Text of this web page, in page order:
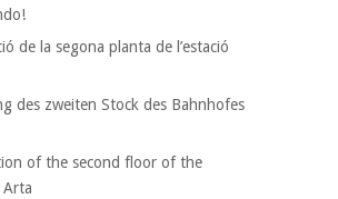
de la segona planta de l’estació
des zweiten Stock des Bahnhofes
of the second floor of the